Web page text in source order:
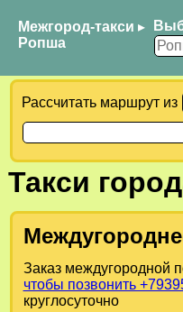
Межгород-такси ▸
Ропша
Рассчитать маршрут из
Такси
Заказ междугородной
чтобы позвонить
круглосуточно